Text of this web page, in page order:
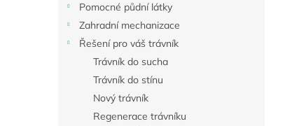
Pomocné půdní látky
Zahradní mechanizace
Řešení pro váš trávník
Trávník do sucha
Trávník do stínu
Nový trávník
Regenerace trávníku